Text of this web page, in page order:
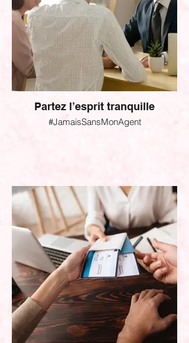
Partez l’esprit tranquille
#JamaisSansMonAgent